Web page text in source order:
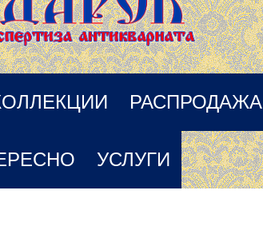
РАСПРОДАЖА
УСЛУГИ